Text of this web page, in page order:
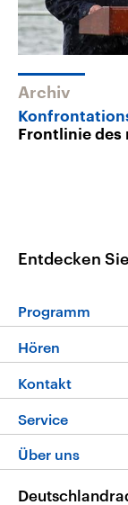
Archiv
Frontlinie des
Entdecken
Programm
Die
Neue
Hören
Livestream
Podcasts
Kontakt
Service
FAQ
Über uns